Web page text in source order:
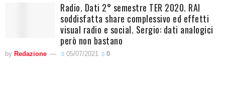
Radio. Dati 2° semestre TER 2020. RAI
soddisfatta share complessivo ed effetti
visual radio e social. Sergio: dati analogici
però non bastano
by Redazione 05/07/2021 0